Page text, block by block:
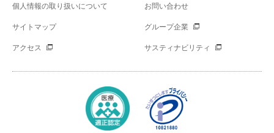
個人情報の取り扱いについて お問い合わせ
サイトマップ グループ企業
アクセス サスティナビリティ